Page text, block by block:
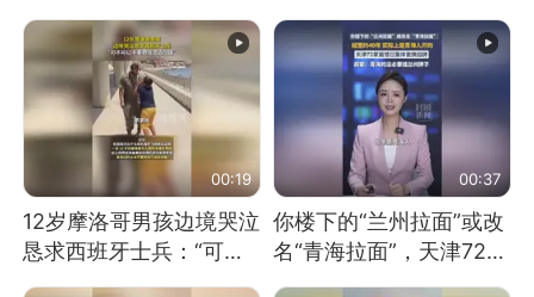
震惊 （视频来源：参考
消息）
满无奈 每处都有精心设
计 但每处都有瑕疵 网
友：一开始我没笑 但看
到洗手盆我没绷住
00:19
12岁摩洛哥男孩边境哭泣
恳求西班牙士兵：“可不
可以不要把我遣返回国”
00:37
你楼下的“兰州拉面”或改
名“青海拉面”，天津72家
面馆已集体更换招牌